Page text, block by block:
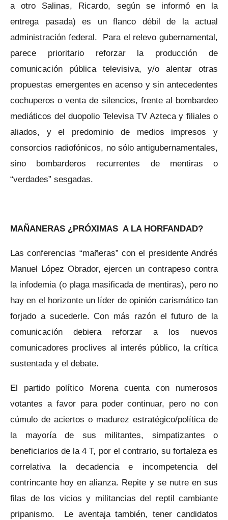
a otro Salinas, Ricardo, según se informó en la
entrega pasada) es un flanco débil de la actual
administración federal. Para el relevo gubernamental,
parece prioritario reforzar la producción de
comunicación pública televisiva, y/o alentar otras
propuestas emergentes en acenso y sin antecedentes
cochuperos o venta de silencios, frente al bombardeo
mediáticos del duopolio Televisa TV Azteca y filiales o
aliados, y el predominio de medios impresos y
consorcios radiofónicos, no sólo antigubernamentales,
sino bombarderos recurrentes de mentiras o
“verdades” sesgadas.
MAÑANERAS ¿PRÓXIMAS A LA HORFANDAD?
Las conferencias “mañeras” con el presidente Andrés
Manuel López Obrador, ejercen un contrapeso contra
la infodemia (o plaga masificada de mentiras), pero no
hay en el horizonte un líder de opinión carismático tan
forjado a sucederle. Con más razón el futuro de la
comunicación debiera reforzar a los nuevos
comunicadores proclives al interés público, la crítica
sustentada y el debate.
El partido político Morena cuenta con numerosos
votantes a favor para poder continuar, pero no con
cúmulo de aciertos o madurez estratégico/política de
la mayoría de sus militantes, simpatizantes o
beneficiarios de la 4 T, por el contrario, su fortaleza es
correlativa la decadencia e incompetencia del
contrincante hoy en alianza. Repite y se nutre en sus
filas de los vicios y militancias del reptil cambiante
pripanismo. Le aventaja también, tener candidatos